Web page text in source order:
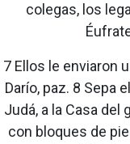
colegas, los
7 Ellos le enviaron
Darío, paz. 8 Sepa
Judá, a la Casa del
con bloques de